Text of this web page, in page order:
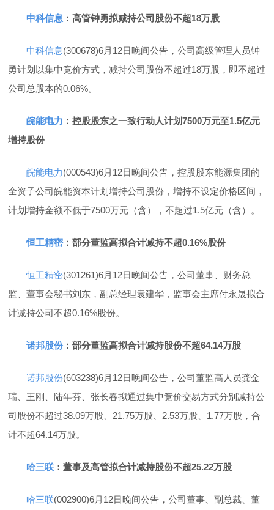
中科信息 ：高管钟勇拟减持公司股份不超18万股
中科信息(300678)6月12日晚间公告，公司高级管理人员钟
勇计划以集中竞价方式，减持公司股份不超过18万股，即不超过
公司总股本的0.06%。
皖能电力 ：控股股东之一致行动人计划7500万元至1.5亿元
增持股份
皖能电力(000543)6月12日晚间公告，控股股东能源集团的
全资子公司皖能资本计划增持公司股份，增持不设定价格区间，
计划增持金额不低于7500万元（含），不超过1.5亿元（含）。
恒工精密：部分董监高拟合计减持不超0.16%股份
恒工精密(301261)6月12日晚间公告，公司董事、财务总
监、董事会秘书刘东，副总经理袁建华，监事会主席付永晟拟合
计减持公司不超0.16%股份。
诺邦股份：部分董监高拟合计减持股份不超64.14万股
诺邦股份(603238)6月12日晚间公告，公司董监高人员龚金
瑞、王刚、陆年芬、张长春拟通过集中竞价交易方式分别减持公
司股份不超过38.09万股、21.75万股、2.53万股、1.77万股，合
计不超64.14万股。
哈三联 ：董事及高管拟合计减持股份不超25.22万股
哈三联(002900)6月12日晚间公告，公司董事、副总裁、董